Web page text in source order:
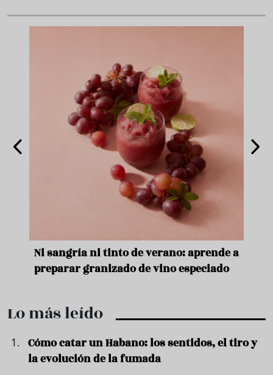
Ni sangría ni tinto de verano: aprende a
preparar granizado de vino especiado
Lo más leído
Cómo catar un Habano: los sentidos, el tiro y
la evolución de la fumada